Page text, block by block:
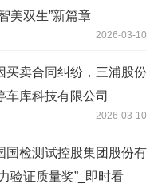
美双生”新篇章
2026-03-10
买卖合同纠纷，三浦股份
车库科技有限公司
2026-03-10
国检测试控股集团股份有
验证质量奖”_即时看